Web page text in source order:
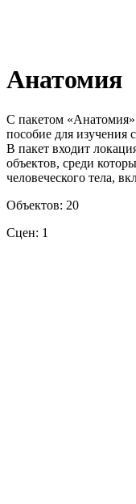
Анатомия
С пакетом «Анатомия»
пособие для изучения
В пакет входит
объектов, среди
человеческого тела,
Объектов: 20
Сцен: 1